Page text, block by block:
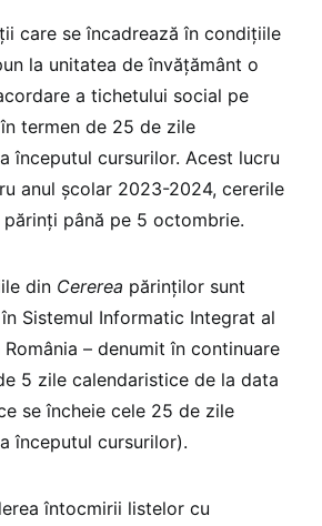
care se încadrează în condițiile
la unitatea de învățământ o
a tichetului social pe
termen de 25 de zile
începutul cursurilor. Acest lucru
anul școlar 2023-2024, cererile
până pe 5 octombrie.
din Cererea părinților sunt
Sistemul Informatic Integrat al
– denumit în continuare
5 zile calendaristice de la data
se încheie cele 25 de zile
începutul cursurilor).
întocmirii listelor cu